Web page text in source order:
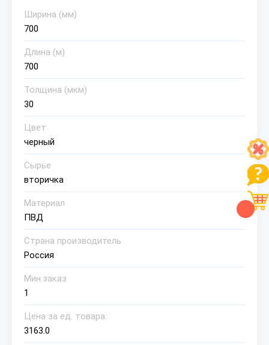
Ширина (мм)
700
Длина (м)
700
Толщина (мкм)
30
Цвет
черный
Сырье
вторичка
Материал
ПВД
Страна производитель
Россия
Мин.заказ
1
Цена за ед. товара:
3163.0